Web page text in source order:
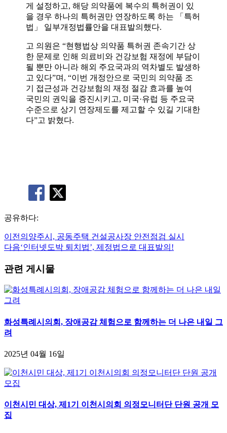
게 설정하고, 해당 의약품에 복수의 특허권이 있
을 경우 하나의 특허권만 연장하도록 하는 「특허
법」 일부개정법률안을 대표발의했다.
고 의원은 “현행법상 의약품 특허권 존속기간 상
한 문제로 인해 의료비와 건강보험 재정에 부담이
될 뿐만 아니라 해외 주요국과의 역차별도 발생하
고 있다”며, “이번 개정안으로 국민의 의약품 조
기 접근성과 건강보험의 재정 절감 효과를 높여
국민의 권익을 증진시키고, 미국·유럽 등 주요국
수준으로 상기 연장제도를 제고할 수 있길 기대한
다”고 밝혔다.
공유하다:
이전의 양주시, 공동주택 건설공사장 안전점검 실시
다음‘인터넷도박 퇴치법’, 제정법으로 대표발의!
관련 게시물
화성특례시의회, 장애공감 체험으로 함께하는 더 나은 내일 그
려
2025년 04월 16일
이천시민 대상, 제1기 이천시의회 의정모니터단 단원 공개 모
집